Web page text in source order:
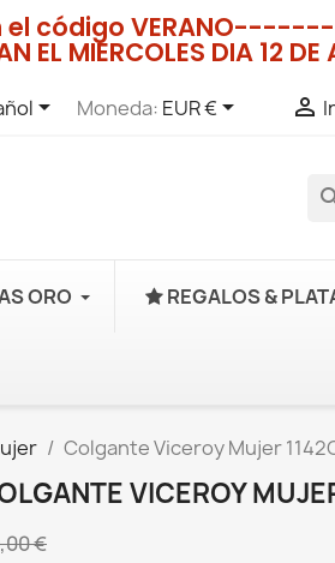
código
EL MIERCOLES DIA 12
 Moneda: EUR € 
ORO REGALOS &
Colgante Viceroy Mujer
VICEROY
€